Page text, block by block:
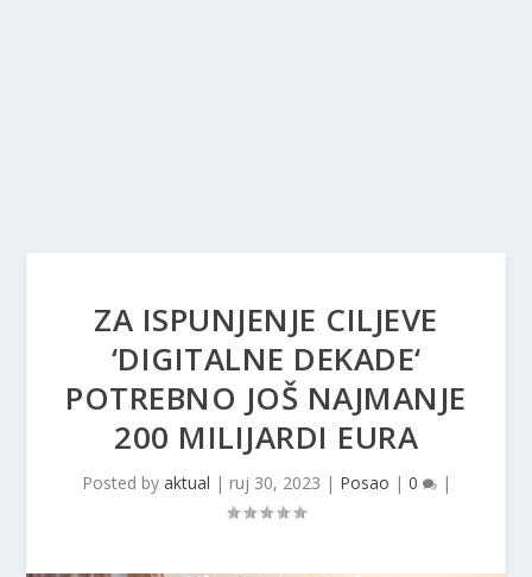
ZA ISPUNJENJE CILJEVE
‘DIGITALNE DEKADE‘
POTREBNO JOŠ NAJMANJE
200 MILIJARDI EURA
Posted by aktual | ruj 30, 2023 | Posao | 0 |